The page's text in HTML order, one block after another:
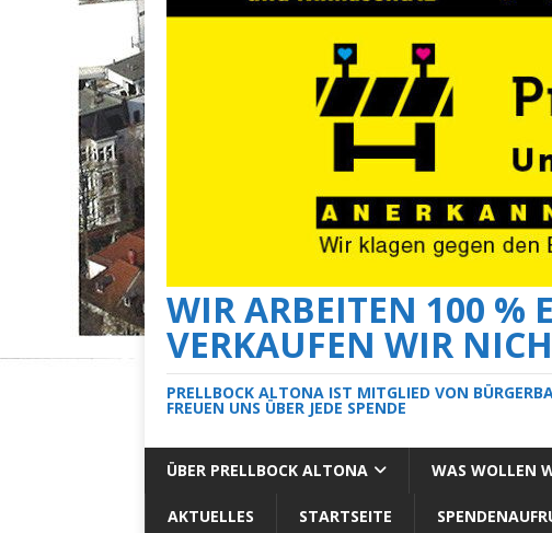
WIR ARBEITEN 100 %
VERKAUFEN WIR
PRELLBOCK ALTONA IST MITGLIED VON
FREUEN UNS ÜBER JEDE SPENDE
ÜBER PRELLBOCK ALTONA WAS WOLLEN
AKTUELLES STARTSEITE